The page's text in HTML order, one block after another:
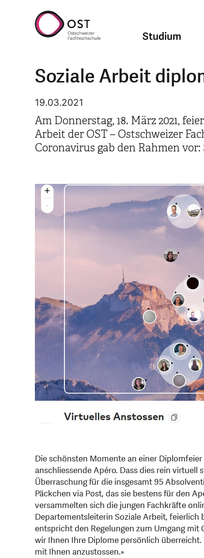
Studium
Soziale Arbeit
19.03.2021
Am Donnerstag, 18. März 2021,
Arbeit der OST – Ostschweizer
Coronavirus gab den Rahmen
Die schönsten Momente an einer
anschliessende Apéro. Dass dies rein
Überraschung für die insgesamt 95
Päckchen via Post, das sie bestens für den
versammelten sich die jungen Fachkräfte
Departementsleiterin Soziale Arbeit, feierlich
entspricht den Regelungen zum Umgang
wir Ihnen Ihre Diplome persönlich
mit Ihnen anzustossen.»